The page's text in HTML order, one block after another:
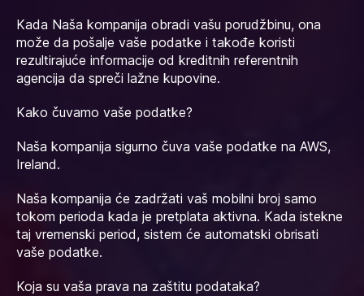
Kada Naša kompanija obradi vašu porudžbinu, ona
može da pošalje vaše podatke i takođe koristi
rezultirajuće informacije od kreditnih referentnih
agencija da spreči lažne kupovine.
Kako čuvamo vaše podatke?
Naša kompanija sigurno čuva vaše podatke na AWS,
Ireland.
Naša kompanija će zadržati vaš mobilni broj samo
tokom perioda kada je pretplata aktivna. Kada istekne
taj vremenski period, sistem će automatski obrisati
vaše podatke.
Koja su vaša prava na zaštitu podataka?